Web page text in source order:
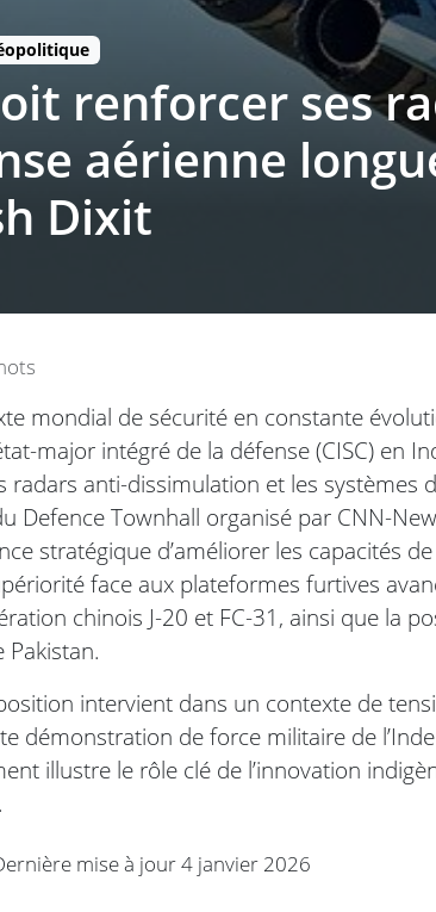
renforcer ses
aérienne
Dixit
mondial de sécurité en constante
major intégré de la défense (CISC) en
radars anti-dissimulation et les systèmes
Defence Townhall organisé par CNN-
stratégique d’améliorer les capacités
face aux plateformes furtives
chinois J-20 et FC-31, ainsi que la
Pakistan.
intervient dans un contexte de
démonstration de force militaire de
illustre le rôle clé de l’innovation
mise à jour4 janvier 2026